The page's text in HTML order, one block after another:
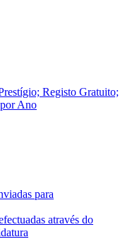
Registo Gratuito;
Ano
para
através do